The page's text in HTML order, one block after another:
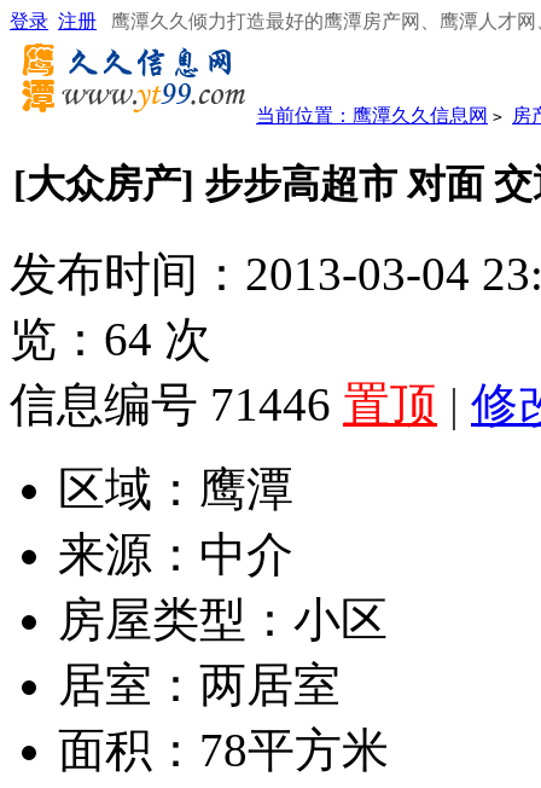
登录 注册 鹰潭久久倾力打造最好的鹰潭房产网、鹰潭人才
当前位置： 鹰潭久久信息网 > 房
[大众房产] 步步高超市 对面
发布时间：2013-03-04
览： 64 次
信息编号 71446 置顶 | 修
区域： 鹰潭
来源： 中介
房屋类型： 小区
居室： 两居室
面积： 78平方米